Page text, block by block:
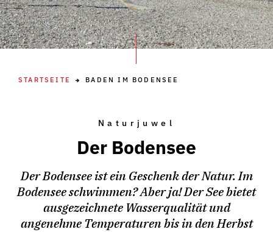
STARTSEITE BADEN IM BODENSEE
Naturjuwel
Der Bodensee
Der Bodensee ist ein Geschenk der Natur. Im
Bodensee schwimmen? Aber ja! Der See bietet
ausgezeichnete Wasserqualität und
angenehme Temperaturen bis in den Herbst